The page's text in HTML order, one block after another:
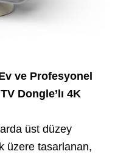
ve Profesyonel
Dongle’lı 4K
üst düzey
üzere tasarlanan,